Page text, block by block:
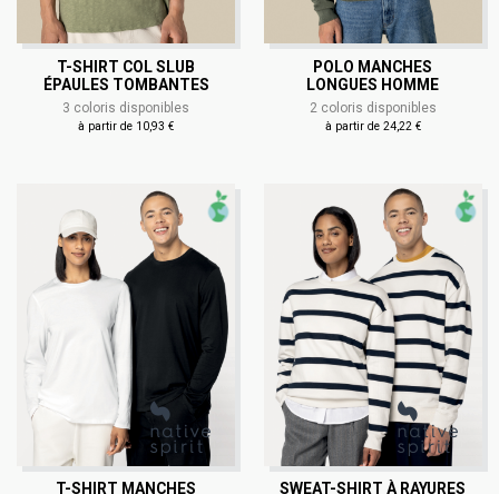
T-SHIRT COL SLUB
ÉPAULES TOMBANTES
3 coloris disponibles
à partir de 10,93 €
POLO MANCHES
LONGUES HOMME
2 coloris disponibles
à partir de 24,22 €
T-SHIRT MANCHES SWEAT-SHIRT À RAYURES